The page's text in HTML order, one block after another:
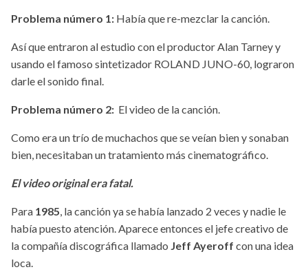
Problema número 1: Había que re-mezclar la canción.
Así que entraron al estudio con el productor Alan Tarney y
usando el famoso sintetizador ROLAND JUNO-60, lograron
darle el sonido final.
Problema número 2: El video de la canción.
Como era un trío de muchachos que se veían bien y sonaban
bien, necesitaban un tratamiento más cinematográfico.
El video original era fatal.
Para 1985, la canción ya se había lanzado 2 veces y nadie le
había puesto atención. Aparece entonces el jefe creativo de
la compañía discográfica llamado Jeff Ayeroff con una idea
loca.